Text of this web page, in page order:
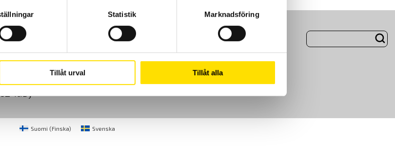
Statistik Marknadsföring
Tillåt urval Tillåt alla
Kundundersökning
Om Oss
AB
Täby
08-50 52 68 00
info@camatsystem.com
Suomi (Finska) Svenska